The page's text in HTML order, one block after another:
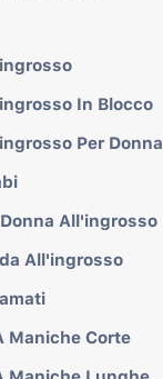
In Blocco
Per Donna
All'ingrosso
All'ingrosso
Maniche Corte